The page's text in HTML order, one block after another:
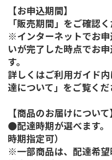
【お申込期間】
「販売期間」をご確認く
※インターネットでお
いが完了した時点でお
す。
詳しくはご利用ガイド
達について」をご覧くだ
【商品のお届けについて
●配達時期が選べます
時期指定可）
※一部商品は、配達希